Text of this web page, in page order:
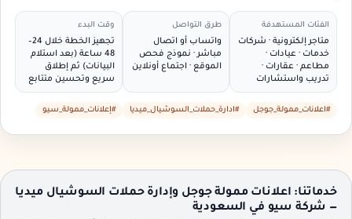
الفئات المستهدفة
متاجر إلكترونية · شركات
خدمات · عيادات ·
مطاعم · عقارات ·
تدريب واستشارات
طرق التواصل
واتساب أو اتصال
مباشر · نموذج فحص
الموقع · اجتماع أونلاين
وقت البدء
تجهيز الخطة خلال 24–
48 ساعة (بعد استلام
البيانات) ثم إطلاق
سريع وتحسين متتابع
#اعلانات_ممولة_جوجل #ادارة_حملات_السوشيال_ميديا #إعلانات_ممولة_سيو
خدماتنا: اعلانات ممولة جوجل وإدارة حملات السوشيال ميديا
— شركة سيو في السعودية